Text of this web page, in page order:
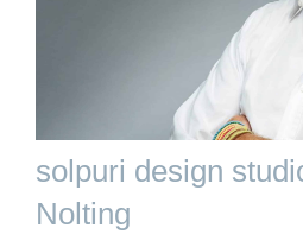
solpuri design
Nolting